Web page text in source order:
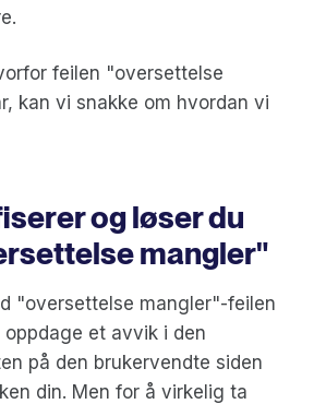
feilen "oversettelse
kan vi snakke om hvordan vi
og løser du
mangler"
"oversettelse mangler"-feilen
et avvik i den
på den brukervendte siden
din. Men for å virkelig ta